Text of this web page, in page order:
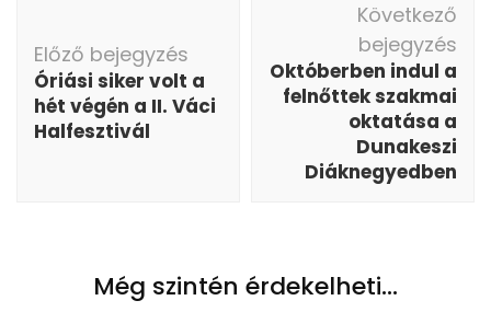
Előző bejegyzés
Óriási siker volt a
hét végén a II. Váci
Halfesztivál
Következő
bejegyzés
Októberben indul a
felnőttek szakmai
oktatása a
Dunakeszi
Diáknegyedben
Még szintén érdekelheti...